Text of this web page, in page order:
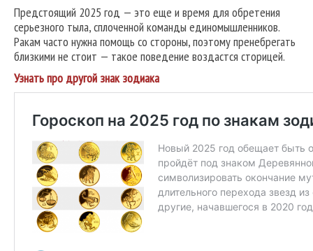
Предстоящий 2025 год — это еще и время для обретения
серьезного тыла, сплоченной команды единомышленников.
Ракам часто нужна помощь со стороны, поэтому пренебрегать
близкими не стоит — такое поведение воздастся сторицей.
Узнать про другой знак зодиака